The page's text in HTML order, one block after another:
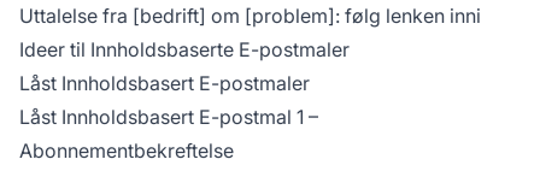
Uttalelse fra [bedrift] om [problem]: følg lenken inni
Ideer til Innholdsbaserte E-postmaler
Låst Innholdsbasert E-postmaler
Låst Innholdsbasert E-postmal 1 –
Abonnementbekreftelse